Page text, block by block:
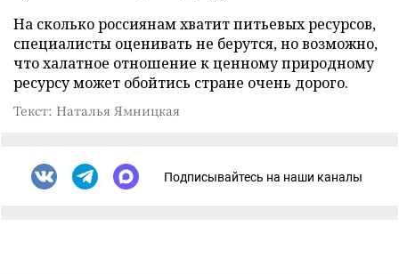
На сколько россиянам хватит питьевых ресурсов,
специалисты оценивать не берутся, но возможно,
что халатное отношение к ценному природному
ресурсу может обойтись стране очень дорого.
Текст: Наталья Ямницкая
Подписывайтесь на наши каналы